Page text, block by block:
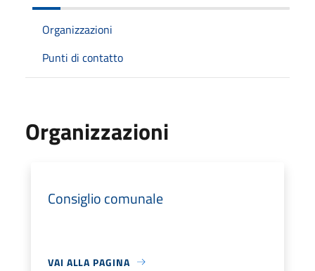
Organizzazioni
Punti di contatto
Organizzazioni
Consiglio comunale
VAI ALLA PAGINA